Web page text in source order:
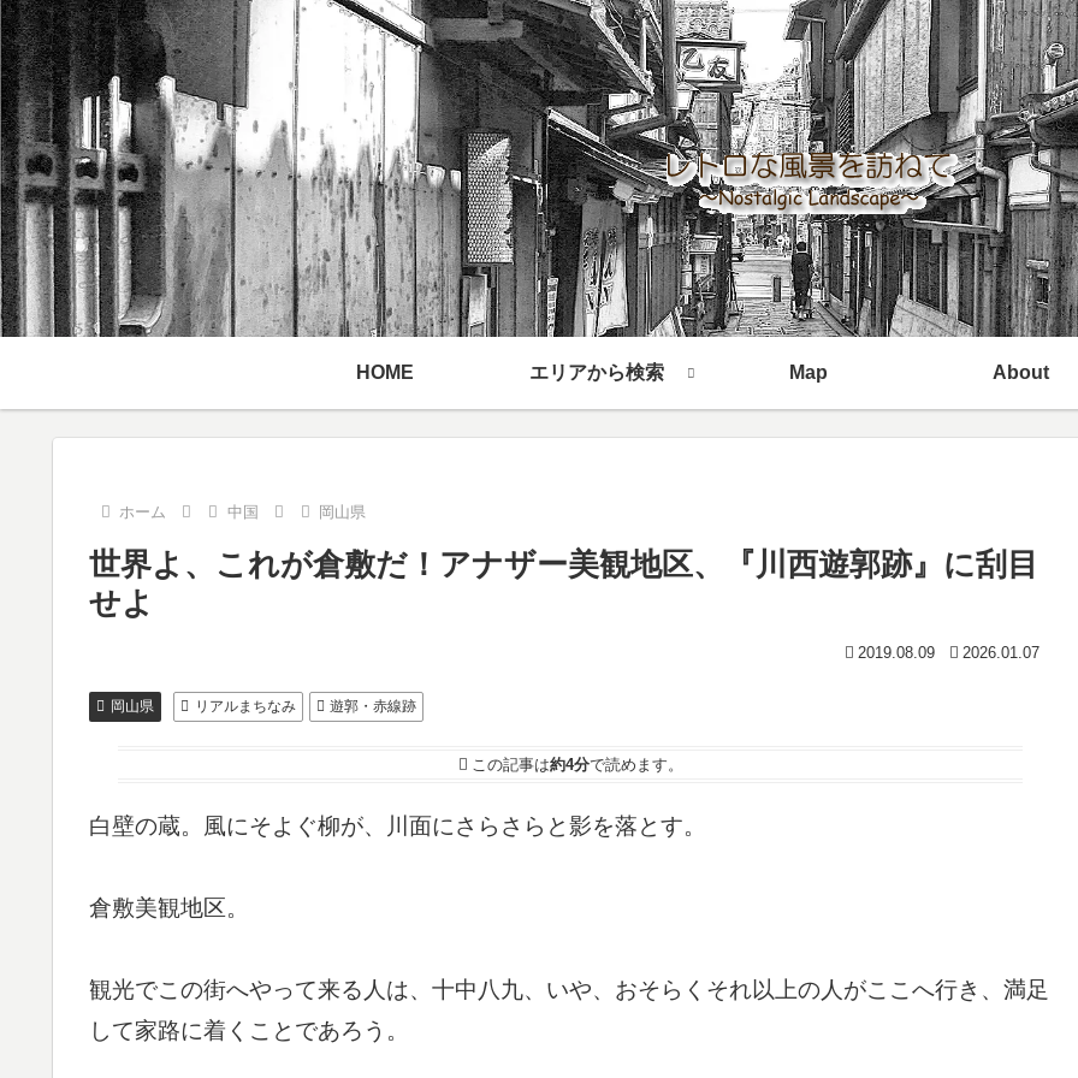
HOME エリアから検索 Map About
ホーム 中国 岡山県
世界よ、これが倉敷だ！アナザー美観地区、『川西遊郭跡』に刮目
せよ
2019.08.09 2026.01.07
岡山県 リアルまちなみ 遊郭・赤線跡
この記事は約4分で読めます。
白壁の蔵。風にそよぐ柳が、川面にさらさらと影を落とす。
倉敷美観地区。
観光でこの街へやって来る人は、十中八九、いや、おそらくそれ以上の人がここへ行き、満足
して家路に着くことであろう。